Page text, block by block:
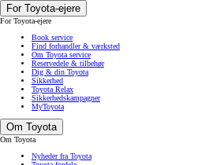
For Toyota-ejere
For Toyota-ejere
Book service
Find forhandler & værksted
Om Toyota service
Reservedele & tilbehør
Dig & din Toyota
Sikkerhed
Toyota Relax
Sikkerhedskampagner
MyToyota
Om Toyota
Om Toyota
Nyheder fra Toyota